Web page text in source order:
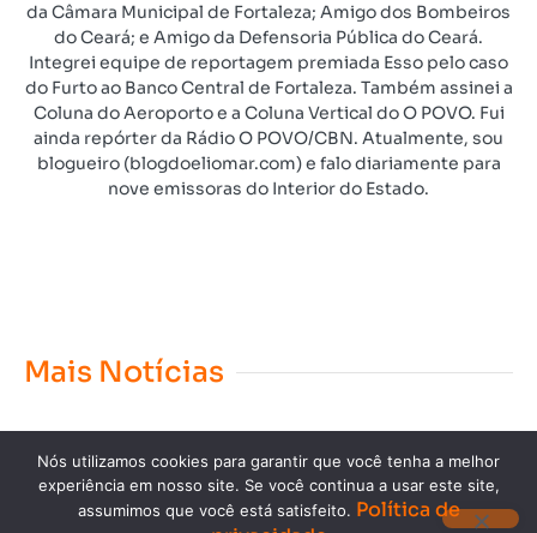
da Câmara Municipal de Fortaleza; Amigo dos Bombeiros
do Ceará; e Amigo da Defensoria Pública do Ceará.
Integrei equipe de reportagem premiada Esso pelo caso
do Furto ao Banco Central de Fortaleza. Também assinei a
Coluna do Aeroporto e a Coluna Vertical do O POVO. Fui
ainda repórter da Rádio O POVO/CBN. Atualmente, sou
blogueiro (blogdoeliomar.com) e falo diariamente para
nove emissoras do Interior do Estado.
Mais Notícias
Nós utilizamos cookies para garantir que você tenha a melhor
experiência em nosso site. Se você continua a usar este site,
assumimos que você está satisfeito. Política de